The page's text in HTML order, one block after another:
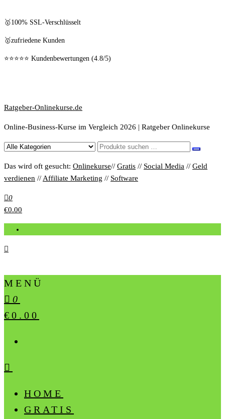
🥇100% SSL-Verschlüsselt
🥇zufriedene Kunden
⭐⭐⭐⭐⭐ Kundenbewertungen (4.8/5)
Ratgeber-Onlinekurse.de
Online-Business-Kurse im Vergleich 2026 | Ratgeber Onlinekurse
Das wird oft gesucht: Onlinekurse// Gratis // Social Media // Geld
verdienen // Affiliate Marketing // Software
0
€0.00
MENÜ
0
€0.00
HOME
GRATIS